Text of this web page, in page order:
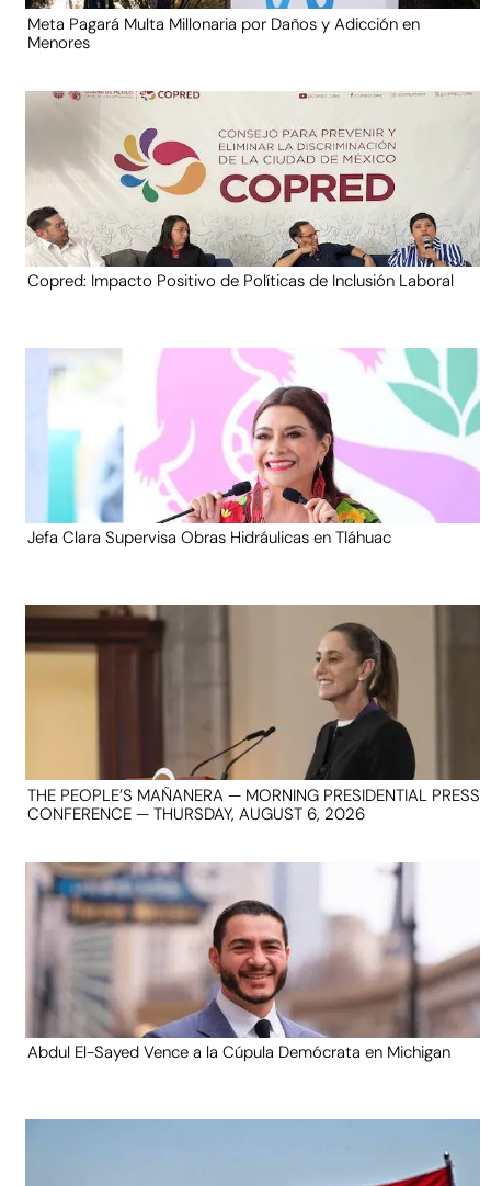
Meta Pagará Multa Millonaria por Daños y Adicción en
Menores
Copred: Impacto Positivo de Políticas de Inclusión Laboral
Jefa Clara Supervisa Obras Hidráulicas en Tláhuac
THE PEOPLE’S MAÑANERA — MORNING PRESIDENTIAL PRESS
CONFERENCE — THURSDAY, AUGUST 6, 2026
Abdul El-Sayed Vence a la Cúpula Demócrata en Michigan